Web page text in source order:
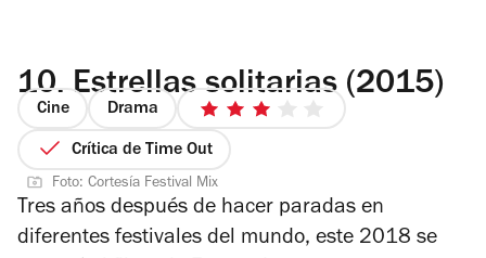
10. Estrellas solitarias (2015)
Cine Drama
3
estrellas
Crítica de Time Out
Foto: Cortesía Festival Mix
Tres años después de hacer paradas en
diferentes festivales del mundo, este 2018 se